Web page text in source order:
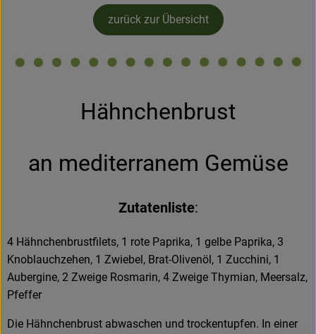
NonFood & Saaten
Großgebinde
So geht’s
Service
zurück zur Übersicht
Hähnchenbrust
an mediterranem Gemüse
Zutatenliste:
4 Hähnchenbrustfilets, 1 rote Paprika, 1 gelbe Paprika, 3
Knoblauchzehen, 1 Zwiebel, Brat-Olivenöl, 1 Zucchini, 1
Aubergine, 2 Zweige Rosmarin, 4 Zweige Thymian, Meersalz,
Pfeffer
Die Hähnchenbrust abwaschen und trockentupfen. In einer